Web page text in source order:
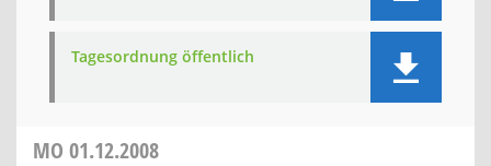
Tagesordnung öffentlich
MO 01.12.2008